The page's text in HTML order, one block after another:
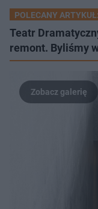
POLECANY ARTYKUŁ:
Teatr
remont. Byliśmy